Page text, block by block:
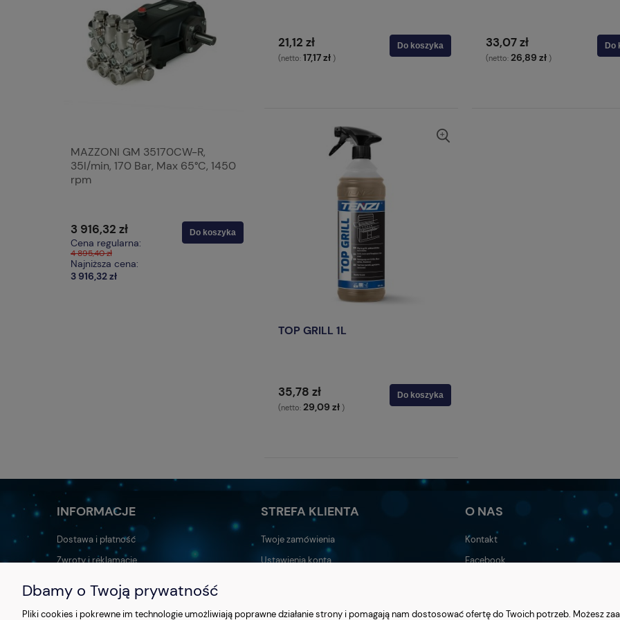
MAZZONI GM 35170CW-R,
35l/min, 170 Bar, Max 65°C, 1450
rpm
3 916,32 zł
Cena regularna:
4 895,40 zł
Najniższa cena:
3 916,32 zł
Do koszyka
MAZZONI PMD 10200R 10l/min
21,12 zł
(netto: 17,17 zł )
Do koszyka 33,07 zł
(netto: 26,89 zł )
Do
TOP GRILL 1L
35,78 zł
(netto: 29,09 zł )
Do koszyka
INFORMACJE
Dostawa i płatność
Zwroty i reklamacje
Polityka prywatności
STREFA KLIENTA
Twoje zamówienia
Ustawienia konta
O NAS
Kontakt
Facebook
Dbamy o Twoją prywatność
Pliki cookies i pokrewne im technologie umożliwiają poprawne działanie strony i pomagają nam dostosować ofertę do Twoich potrzeb. Możesz